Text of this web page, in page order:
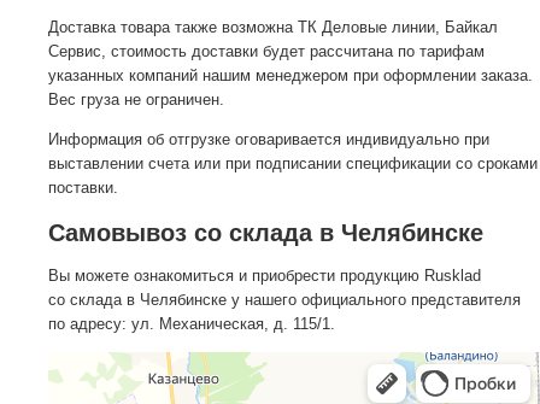
Доставка товара также возможна ТК Деловые линии, Байкал
Сервис, стоимость доставки будет рассчитана по тарифам
указанных компаний нашим менеджером при оформлении заказа.
Вес груза не ограничен.
Информация об отгрузке оговаривается индивидуально при
выставлении счета или при подписании спецификации со сроками
поставки.
Самовывоз со склада в Челябинске
Вы можете ознакомиться и приобрести продукцию Rusklad
со склада в Челябинске у нашего официального представителя
по адресу: ул. Механическая, д. 115/1.